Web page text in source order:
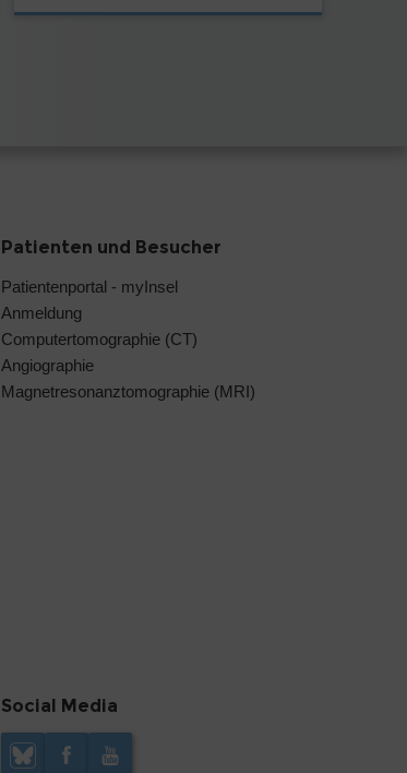
Patienten und Besucher
Patientenportal - myInsel
Anmeldung
Computertomographie (CT)
Angiographie
Magnetresonanztomographie (MRI)
Social Media